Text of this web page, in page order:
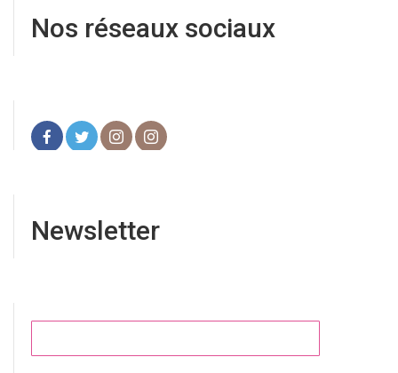
Nos réseaux sociaux
Newsletter